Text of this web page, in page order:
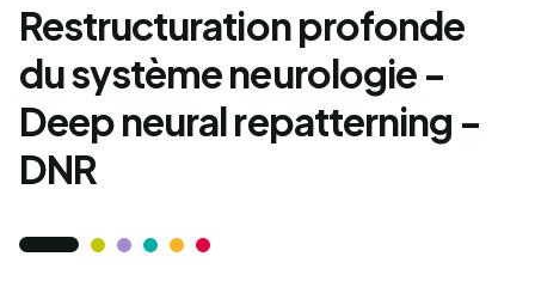
Restructuration profonde
du système neurologie -
Deep neural repatterning -
DNR